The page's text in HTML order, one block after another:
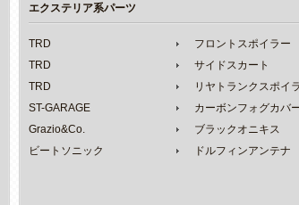
エクステリア系パーツ
TRD
フロントスポイラー
TRD
サイドスカート
TRD
リヤトランクスポイ
ST-GARAGE
カーボンフォグカバ
Grazio&Co.
ブラックオニキス
ビートソニック
ドルフィンアンテナ